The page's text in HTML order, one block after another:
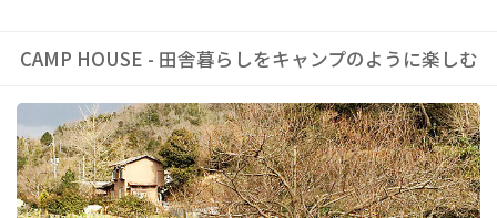
CAMP HOUSE - 田舎暮らしをキャンプのように楽しむ